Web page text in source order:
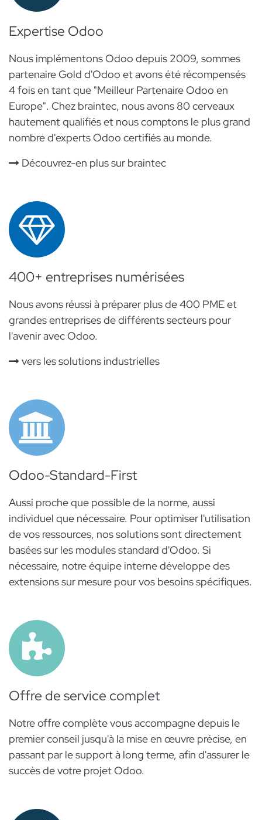
Expertise Odoo
Nous implémentons Odoo depuis 2009, sommes
partenaire Gold d'Odoo et avons été récompensés
4 fois en tant que "Meilleur Partenaire Odoo en
Europe". Chez braintec, nous avons 80 cerveaux
hautement qualifiés et nous comptons le plus grand
nombre d'experts Odoo certifiés au monde.
Découvrez-en plus sur braintec
400+ entreprises numérisées
Nous avons réussi à préparer plus de 400 PME et
grandes entreprises de différents secteurs pour
l'avenir avec Odoo.
vers les solutions industrielles
Odoo-Standard-First
Aussi proche que possible de la norme, aussi
individuel que nécessaire. Pour optimiser l'utilisation
de vos ressources, nos solutions sont directement
basées sur les modules standard d'Odoo. Si
nécessaire, notre équipe interne développe des
extensions sur mesure pour vos besoins spécifiques.
Offre de service complet
Notre offre complète vous accompagne depuis le
premier conseil jusqu'à la mise en œuvre précise, en
passant par le support à long terme, afin d'assurer le
succès de votre projet Odoo.